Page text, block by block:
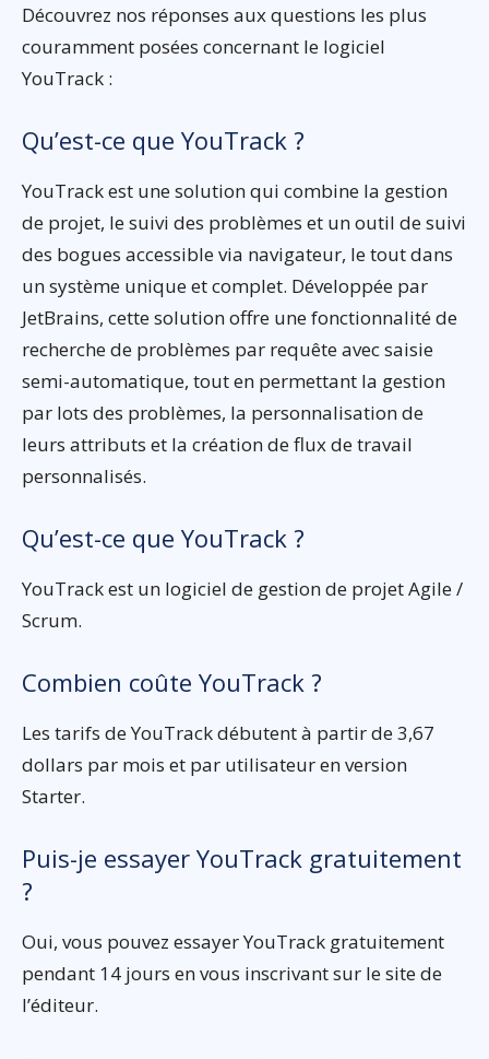
Découvrez nos réponses aux questions les plus
couramment posées concernant le logiciel
YouTrack :
Qu’est-ce que YouTrack ?
YouTrack est une solution qui combine la gestion
de projet, le suivi des problèmes et un outil de suivi
des bogues accessible via navigateur, le tout dans
un système unique et complet. Développée par
JetBrains, cette solution offre une fonctionnalité de
recherche de problèmes par requête avec saisie
semi-automatique, tout en permettant la gestion
par lots des problèmes, la personnalisation de
leurs attributs et la création de flux de travail
personnalisés.
Qu’est-ce que YouTrack ?
YouTrack est un logiciel de gestion de projet Agile /
Scrum.
Combien coûte YouTrack ?
Les tarifs de YouTrack débutent à partir de 3,67
dollars par mois et par utilisateur en version
Starter.
Puis-je essayer YouTrack gratuitement
?
Oui, vous pouvez essayer YouTrack gratuitement
pendant 14 jours en vous inscrivant sur le site de
l’éditeur.